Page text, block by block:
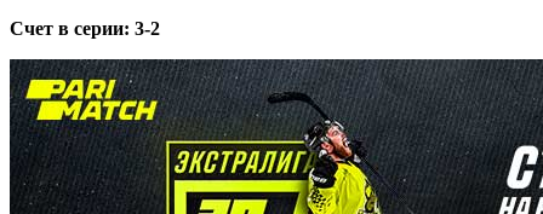
Счет в серии: 3-2